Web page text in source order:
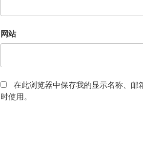
网站
在此浏览器中保存我的显示名称、
时使用。